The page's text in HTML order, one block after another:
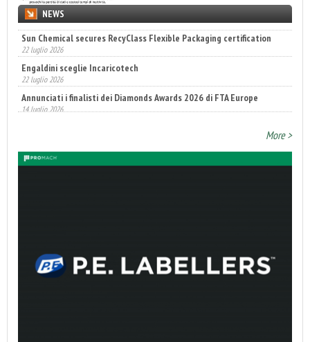
NEWS
Sun Chemical secures RecyClass Flexible Packaging certification
22 luglio 2026
Engaldini sceglie Incaricotech
22 luglio 2026
Annunciati i finalisti dei Diamonds Awards 2026 di FTA Europe
14 luglio 2026
More >